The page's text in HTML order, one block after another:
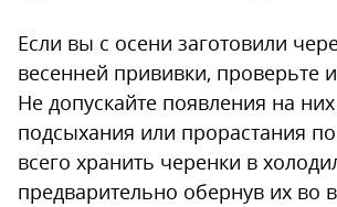
Если вы с осени заготовили
весенней прививки, проверьте
Не допускайте появления на
подсыхания или прорастания
всего хранить черенки в
предварительно обернув их во